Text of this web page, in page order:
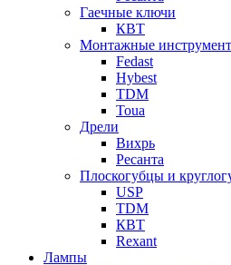
Гаечные ключи
КВТ
Монтажные
Fedast
Hybest
TDM
Toua
Дрели
Вихрь
Ресанта
Плоскогубцы и
USP
TDM
КВТ
Rexant
Лампы